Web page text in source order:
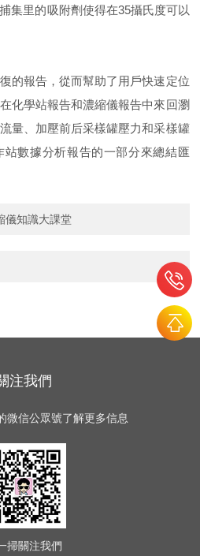
集里的吸附劑使得在35攝氏度可以
報告，從而幫助了用戶快速定位
化學站報告和濃縮儀報告中來回瀏
量、加壓前后采樣罐壓力和采樣罐
站數據分析報告的一部分來總結匯
儀知識大課堂
注我們
微信公眾號了解更多信息
掃關注我們